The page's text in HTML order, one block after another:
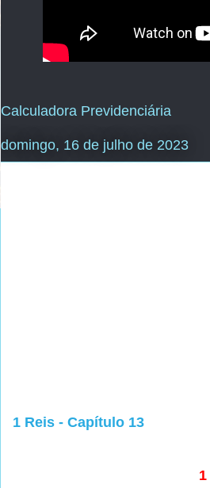
Calculadora Previdenciária
domingo, 16 de julho de 2023
1 Reis - Capítulo 13